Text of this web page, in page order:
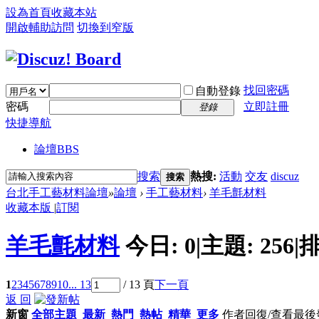
設為首頁收藏本站
開啟輔助訪問 切換到窄版
自動登錄 找回密碼
密碼
登錄
立即註冊
快捷導航
論壇BBS
搜索 搜索 熱搜: 活動 交友 discuz
台北手工藝材料論壇»論壇 › 手工藝材料› 羊毛氈材料
收藏本版 |訂閱
羊毛氈材料 今日: 0|主題: 256|
12345678910... 13 / 13 頁下一頁
返 回
新窗 全部主題 最新 熱門 熱帖 精華 更多 作者回復/查看最後